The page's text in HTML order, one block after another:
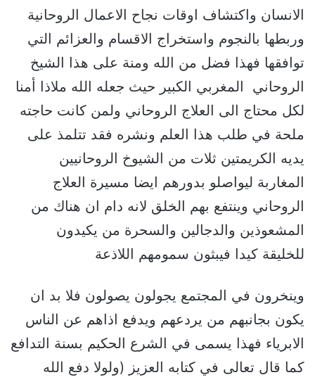
الانسان واكتشاف اوقات نجاح الاعمال الروحانية
وربطها بالنجوم واستخراج الاقسام والعزائم التي
توافقها فهذا فضل من الله ومنة على هذا الشيخ
الروحاني المغربي الكبير حيث جعله الله ملاذا أمنا
لكل محتاج الى العلاج الروحاني ولمن كانت حاجته
ملحة في طلب هذا العلم ونشره فقد تتلمذ على
يديه الكريمتين ثلات من الشيوخ الروحانيين
المغاربة ليواصلو بدورهم ايضا مسيرة العلاج
الروحاني وينتفع بهم الخلق لانه دام ان هناك من
المشعوذين والدجالين والسحرة من يكيدون
للخليقة كيدا فيبثون سمومهم اللاذعة
وينخرون في المجتمع يجولون يصولون فلا بد ان
يكون بجانبهم من يردعهم ويدفع اذاهم عن الناس
الابرياء فهذا يسمى في الشرع الحكيم بسنة التدافع
كما قال تعالى في كتابه العزيز (ولولا دفع الله